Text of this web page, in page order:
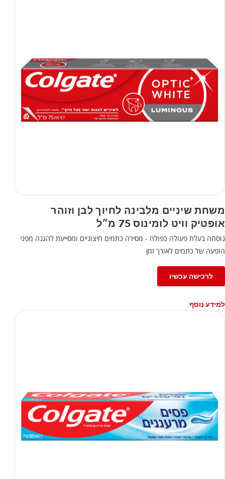
משחת שיניים מלבינה לחיוך לבן וזוהר
אופטיק וויט לומינוס 75 מ״ל
נוסחה בעלת פעולה כפולה - מסירה כתמים חיצוניים ומסייעת להגנה מפני
הופעה של כתמים לאורך זמן
לרכישה עכשיו
למידע נוסף